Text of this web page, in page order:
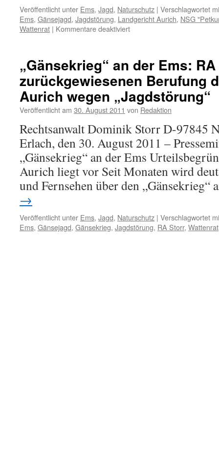
Veröffentlicht unter Ems, Jagd, Naturschutz | Verschlagwortet
Ems, Gänsejagd, Jagdstörung, Landgericht Aurich, NSG
Wattenrat | Kommentare deaktiviertfür
Spende
aus
Frankreich
„Gänsekrieg“ an der Ems:
zurückgewiesenen Berufung
Aurich wegen „Jagdstörung“
Veröffentlicht am 30. August 2011 von Redaktion
Rechtsanwalt Dominik Storr D-97845
Erlach, den 30. August 2011 –
„Gänsekrieg“ an der Ems
Aurich liegt vor Seit Monaten wird
und Fernsehen über den
→
Veröffentlicht unter Ems, Jagd, Naturschutz | Verschlagwortet
Ems, Gänsejagd, Gänsekrieg, Jagdstörung, RA Storr, Wattenrat